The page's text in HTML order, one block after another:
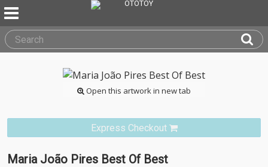
Open this artwork in new tab
Express Checkout
Maria João Pires Best Of Best